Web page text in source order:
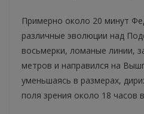
Примерно около 20 минут
различные эволюции над
восьмерки, ломаные линии,
метров и направился на
уменьшаясь в размерах,
поля зрения около 18 часов